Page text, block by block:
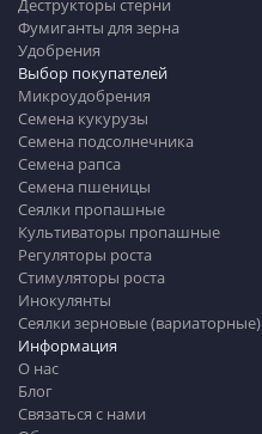
Информация
О нас
Блог
Связаться с нами
Деструкторы стерни
Фумиганты для зерна
Удобрения
Выбор покупателей
Микроудобрения
Семена кукурузы
Семена подсолнечника
Семена рапса
Семена пшеницы
Сеялки пропашные
Культиваторы пропашные
Регуляторы роста
Стимуляторы роста
Инокулянты
Сеялки зерновые (вариаторные)